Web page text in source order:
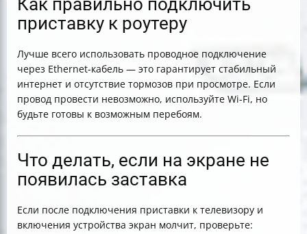
Как правильно подключить
приставку к роутеру
Лучше всего использовать проводное подключение
через Ethernet-кабель — это гарантирует стабильный
интернет и отсутствие тормозов при просмотре. Если
провод провести невозможно, используйте Wi-Fi, но
будьте готовы к возможным перебоям.
Что делать, если на экране не
появилась заставка
Если после подключения приставки к телевизору и
включения устройства экран молчит, проверьте: